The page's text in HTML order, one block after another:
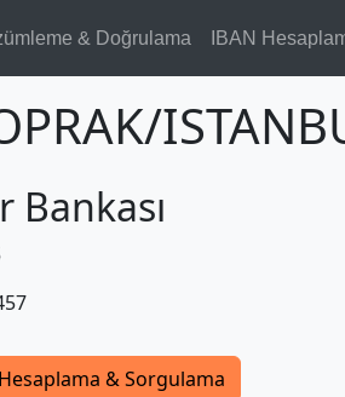
& Doğrulama IBAN
Bankası
& Sorgulama